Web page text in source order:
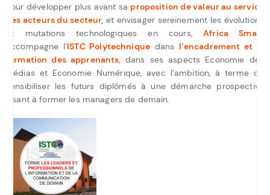
Pour développer plus avant sa proposition de valeur au service
des acteurs du secteur, et envisager sereinement les évolutions
et mutations technologiques en cours,Africa Smart
accompagne l’ISTC Polytechnique dans l’encadrement et la
formation des apprenants, dans ses aspects Economie des
Médias et Economie Numérique, avec l’ambition, à terme de
sensibiliser les futurs diplômés à une démarche prospective
visant à former les managers de demain.